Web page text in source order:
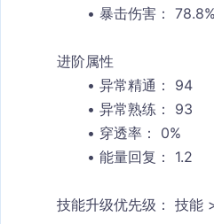
暴击伤害： 78.8%
进阶属性
异常精通：
94
异常熟练：
93
穿透率：
0%
能量回复：
1.2
技能升级优先级： 技能